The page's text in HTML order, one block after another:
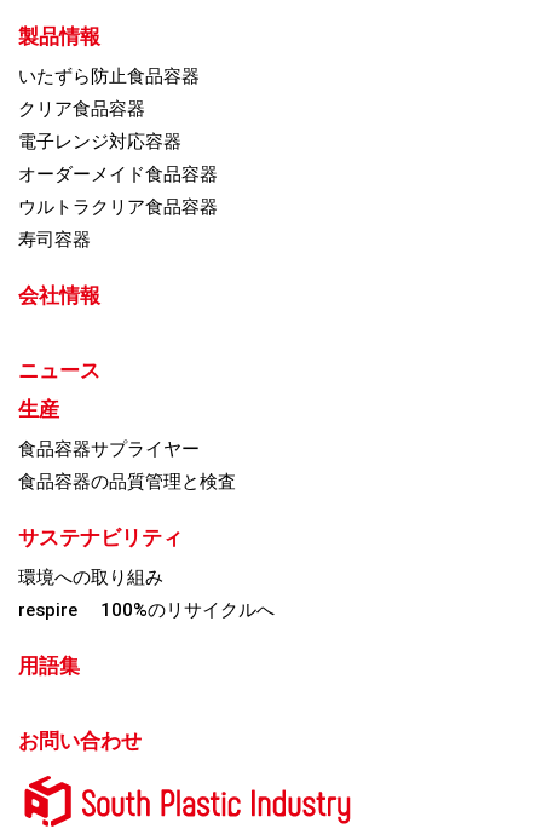
製品情報
いたずら防止食品容器
クリア食品容器
電子レンジ対応容器
オーダーメイド食品容器
ウルトラクリア食品容器
寿司容器
会社情報
ニュース
生産
食品容器サプライヤー
食品容器の品質管理と検査
サステナビリティ
環境への取り組み
respire 100%のリサイクルへ
用語集
お問い合わせ